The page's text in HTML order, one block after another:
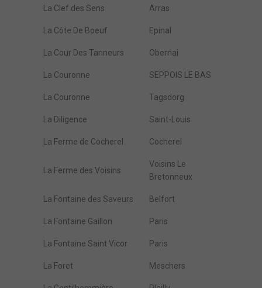
La Clef des Sens Arras
La Côte De Boeuf Epinal
La Cour Des Tanneurs Obernai
La Couronne SEPPOIS LE BAS
La Couronne Tagsdorg
La Diligence Saint-Louis
La Ferme de Cocherel Cocherel
La Ferme des Voisins
Voisins Le
Bretonneux
La Fontaine des Saveurs Belfort
La Fontaine Gaillon Paris
La Fontaine Saint Vicor Paris
La Foret Meschers